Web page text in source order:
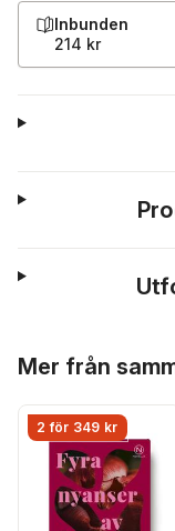
Inbunden
214 kr
Mer från
2 för 349 kr